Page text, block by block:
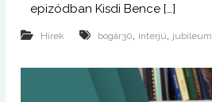
epizódban Kisdi Bence […]
Hírek bogár30 interjú jubileum